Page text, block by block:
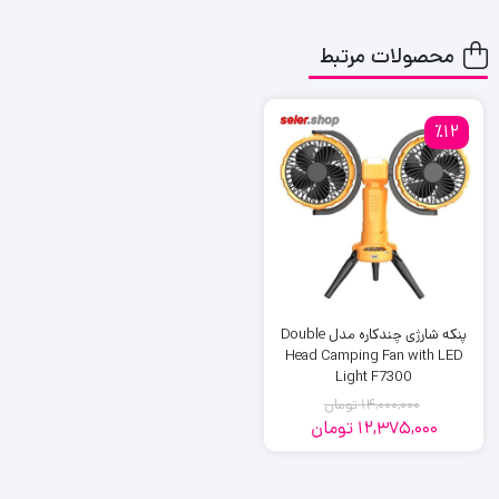
محصولات مرتبط
٪12
پنکه شارژی چندکاره مدل Double
Head Camping Fan with LED
Light F7300
14,000,000تومان
12,375,000 تومان